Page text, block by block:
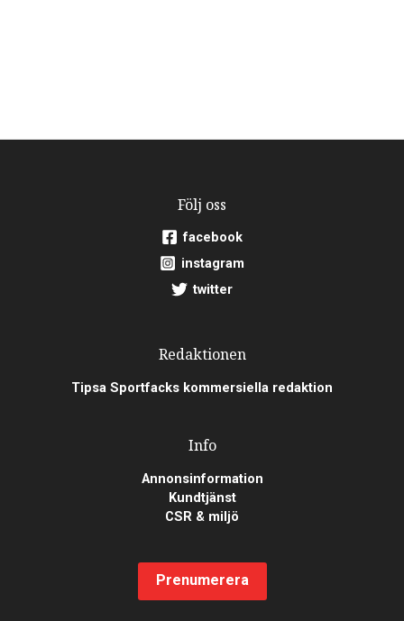
Följ oss
facebook
instagram
twitter
Redaktionen
Tipsa Sportfacks kommersiella redaktion
Info
Annonsinformation
Kundtjänst
CSR & miljö
Prenumerera